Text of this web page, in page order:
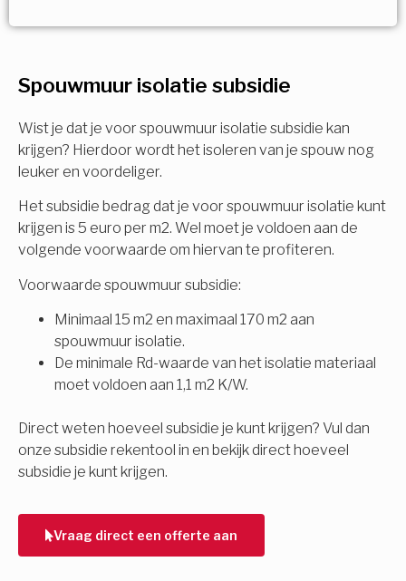
Spouwmuur isolatie subsidie
Wist je dat je voor spouwmuur isolatie subsidie kan
krijgen? Hierdoor wordt het isoleren van je spouw nog
leuker en voordeliger.
Het subsidie bedrag dat je voor spouwmuur isolatie kunt
krijgen is 5 euro per m2. Wel moet je voldoen aan de
volgende voorwaarde om hiervan te profiteren.
Voorwaarde spouwmuur subsidie:
Minimaal 15 m2 en maximaal 170 m2 aan
spouwmuur isolatie.
De minimale Rd-waarde van het isolatie materiaal
moet voldoen aan 1,1 m2 K/W.
Direct weten hoeveel subsidie je kunt krijgen? Vul dan
onze subsidie rekentool in en bekijk direct hoeveel
subsidie je kunt krijgen.
Vraag direct een offerte aan
Meerdere keuzes mogelijk
Isolatiemaatregel
Spouwisolatie
Vloerisolatie
Dakisolatie
Gevelisolatie
Vorige
subsidie!
Vul uw gegevens in en ontvang nu direct uw
berekening per mail.
Voornaam
Achternaam